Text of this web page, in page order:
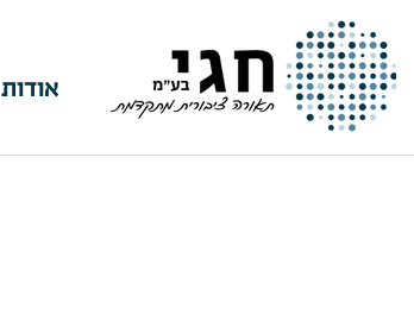
אודות